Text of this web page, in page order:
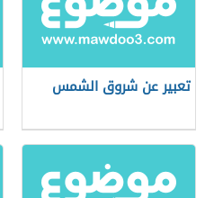
تعبير عن شروق الشمس